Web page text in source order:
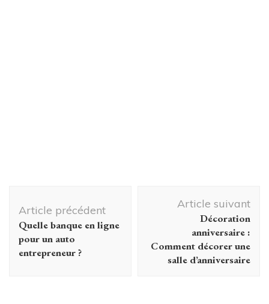
d'article
Article précédent
Quelle banque en ligne
pour un auto
entrepreneur ?
Article suivant
Décoration
anniversaire :
Comment décorer une
salle d’anniversaire